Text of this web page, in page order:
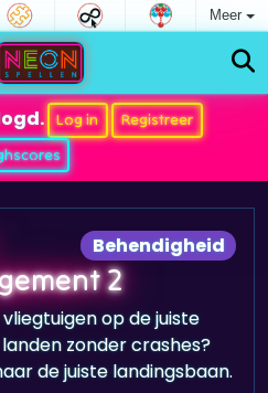
Meer
Log in
Registreer
Behendigheid
2
op de juiste
zonder crashes?
de juiste landingsbaan.